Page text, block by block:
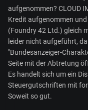
aufgenommen? CLOUD
Kredit aufgenommen
(Foundry 42 Ltd.) gleich
leider nicht aufgeführt,
"Bundesanzeiger-
Seite mit der Abtretung
Es handelt sich um ein
Steuergutschriften mit
Soweit so gut.